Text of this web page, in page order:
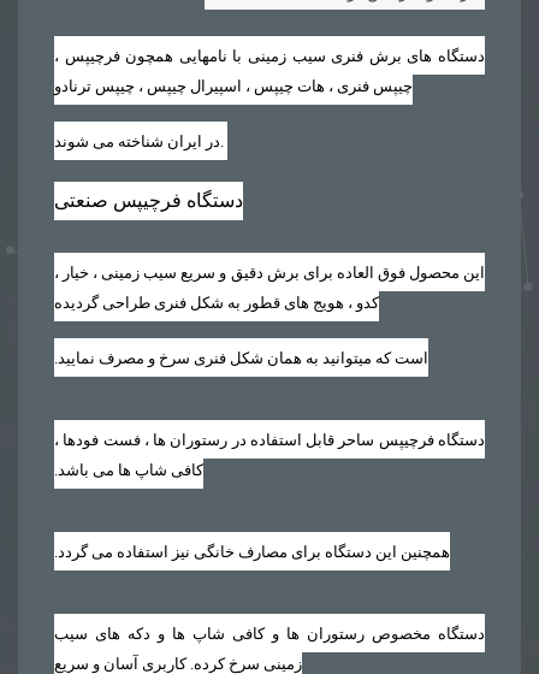
دستگاه های برش فنری سیب زمینی با نامهایی همچون فرچیپس ،
چیپس فنری ، هات چیپس ، اسپیرال چیپس ، چیپس ترنادو
در ایران شناخته می شوند
دستگاه فرچیپس صنعتی
این محصول فوق العاده برای برش دقیق و سریع سیب زمینی ، خیار ،
کدو ، هویج های قطور به شکل فنری طراحی گردیده
است که میتوانید به همان شکل فنری سرخ و مصرف نمایید‏.‏
دستگاه فرچیپس ساحر قابل استفاده در رستوران ها ، فست فودها ،
کافی شاپ ها می باشد‏.‏
همچنین این دستگاه برای مصارف خانگی نیز استفاده می گردد‏.‏
دستگاه مخصوص رستوران ها و کافی شاپ ها و دکه های سیب
زمینی سرخ کرده. کاربری آسان و سریع